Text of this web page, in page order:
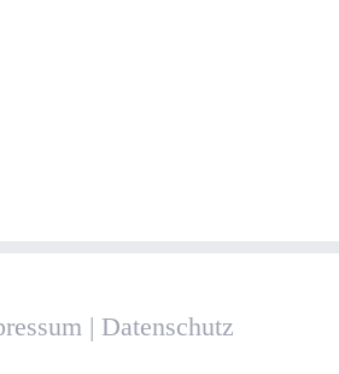
| Datenschutz